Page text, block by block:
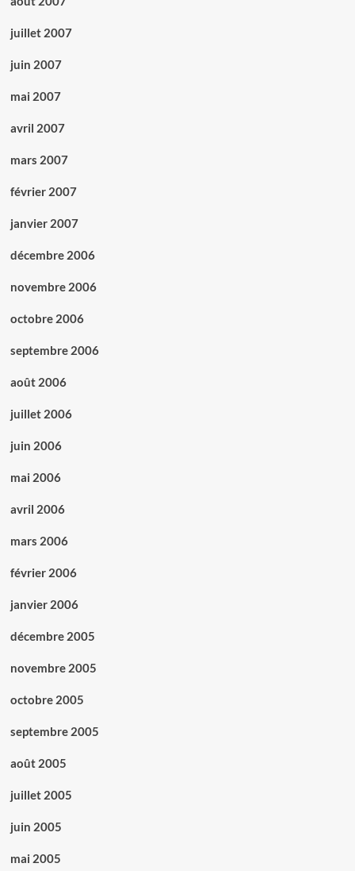
juillet 2007
juin 2007
mai 2007
avril 2007
mars 2007
février 2007
janvier 2007
décembre 2006
novembre 2006
octobre 2006
septembre 2006
août 2006
juillet 2006
juin 2006
mai 2006
avril 2006
mars 2006
février 2006
janvier 2006
décembre 2005
novembre 2005
octobre 2005
septembre 2005
août 2005
juillet 2005
juin 2005
mai 2005